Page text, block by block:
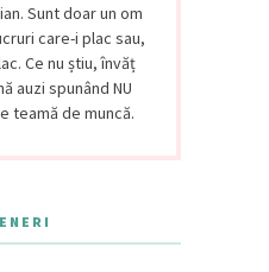
Sunt doar un om
care-i plac sau,
Ce nu știu, învăț
auzi spunând NU
teamă de muncă.